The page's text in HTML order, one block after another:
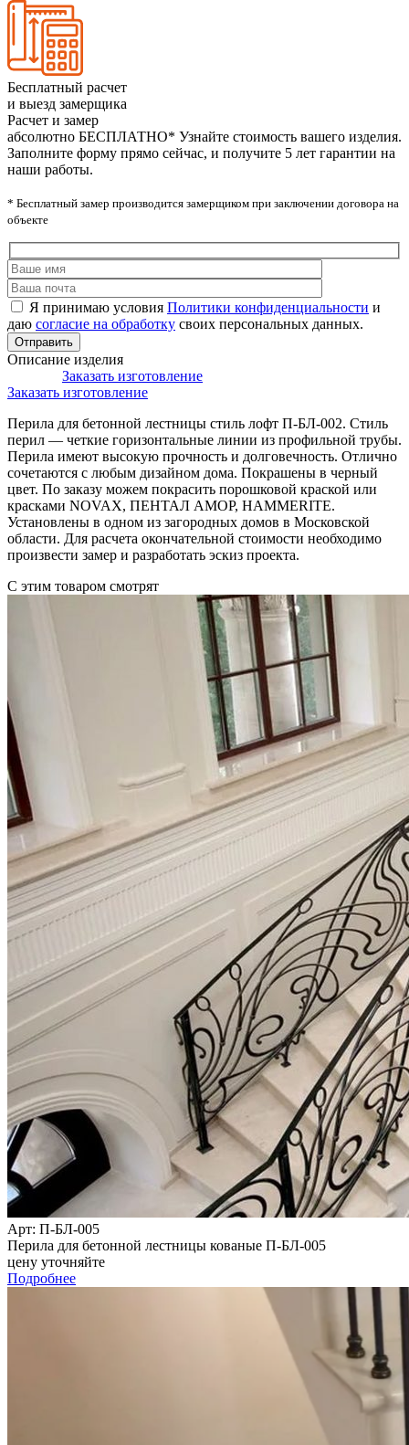
Бесплатный расчет
и выезд замерщика
Расчет и замер
абсолютно БЕСПЛАТНО* Узнайте стоимость вашего изделия.
Заполните форму прямо сейчас, и получите 5 лет гарантии на
наши работы.
* Бесплатный замер производится замерщиком при заключении договора на
объекте
Я принимаю условия Политики конфиденциальности и
даю согласие на обработку своих персональных данных.
Описание изделия
Заказать изготовление
Заказать изготовление
Перила для бетонной лестницы стиль лофт П-БЛ-002. Стиль
перил — четкие горизонтальные линии из профильной трубы.
Перила имеют высокую прочность и долговечность. Отлично
сочетаются с любым дизайном дома. Покрашены в черный
цвет. По заказу можем покрасить порошковой краской или
красками NOVAX, ПЕНТАЛ АМОР, HAMMERITE.
Установлены в одном из загородных домов в Московской
области. Для расчета окончательной стоимости необходимо
произвести замер и разработать эскиз проекта.
С этим товаром смотрят
Арт: П-БЛ-005
Перила для бетонной лестницы кованые П-БЛ-005
цену уточняйте
Подробнее